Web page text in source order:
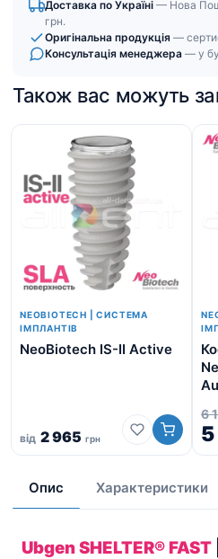
Доставка по Україні — Нова
грн.
Оригінальна продукція —
Консультація менеджера — у
Також вас можуть
NEOBIOTECH | СИСТЕМА
ІМПЛАНТІВ
NeoBiotech IS-II Active
від 2 965 грн
6
Опис Характеристики
Ubgen SHELTER® FAST